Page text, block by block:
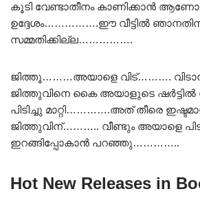
കൂടി വേണ്ടാതീനം കാണിക്കാൻ ആണോ
ഉദ്ദേശം…………….ഈ വീട്ടിൽ
സമ്മതിക്കില്ല…………….
ജിത്തൂ………അയാളെ വിട്……….
ജിത്തുവിനെ കൈ അയാളുടെ ഷർട്ടിൽ
പിടിച്ചു മാറ്റി………….അത് തീരെ
ജിത്തുവിന്……….. വീണ്ടും അയാളെ
ഇറങ്ങിപ്പോകാൻ പറഞ്ഞു…………..
Hot New Releases in